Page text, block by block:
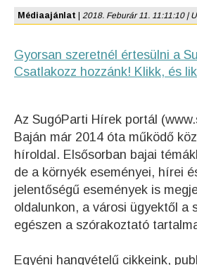
Médiaajánlat 2018. Feburár 11. 11:11:10 |
Gyorsan szeretnél értesülni a
Csatlakozz hozzánk! Klikk, és
Az SugóParti Hírek portál
Baján már 2014 óta működő
híroldal. Elsősorban bajai
de a környék eseményei, hírei
jelentőségű események is
oldalunkon, a városi ügyektől a
egészen a szórakoztató
Egyéni hangvételű cikkeink,